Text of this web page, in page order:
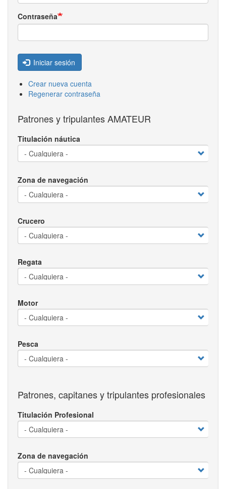
Contraseña
Iniciar sesión
Crear nueva cuenta
Regenerar contraseña
Patrones y tripulantes AMATEUR
Titulación náutica
Zona de navegación
Crucero
Regata
Motor
Pesca
Patrones, capitanes y tripulantes profesionales
Titulación Profesional
Zona de navegación